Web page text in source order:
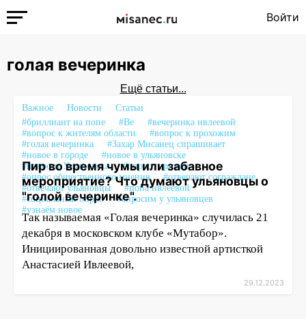
Войти
голая вечеринка
Ещё статьи...
Важное Новости
Статьи
#бриллиант на попе
#Ве
#вечеринка ивлеевой
#вопрос к жителям области
#вопрос к прохожим
#голая вечеринка
#Захар Мисанец спрашивает
#новое в городе
#новое в ульяновске
#новости Ульяновска
#опрос горожан
#опрос общественного мнения
#отвечают сограждане
#отвечают ульяновцы
#попа ивлеевой
#социальный опрос
#спросим у ульяновцев
#узнаём новое
Пир во время чумы или забавное
мероприятие? Что думают ульяновцы о
"голой вечеринке".
Так называемая «Голая вечеринка» случилась 21
декабря в московском клубе «Мутабор».
Инициированная довольно известной артисткой
Анастасией Ивлеевой,
29.12.2023